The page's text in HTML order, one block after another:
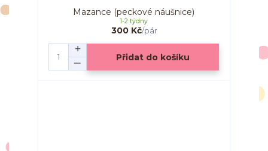
Mazance (peckové náušnice)
300 Kč/pár
1-2 týdny
Přidat do košíku